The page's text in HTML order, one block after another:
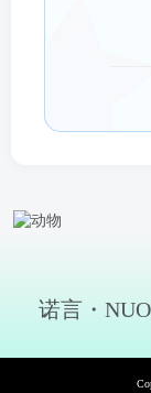
诺言・